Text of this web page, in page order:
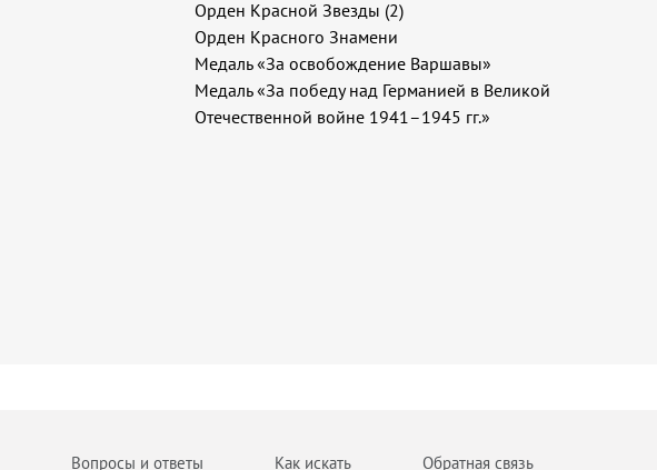
Орден Красной Звезды (2)
Орден Красного Знамени
Медаль «За освобождение Варшавы»
Медаль «За победу над Германией в Великой
Отечественной войне 1941–1945 гг.»
Вопросы и ответы Как искать Обратная связь